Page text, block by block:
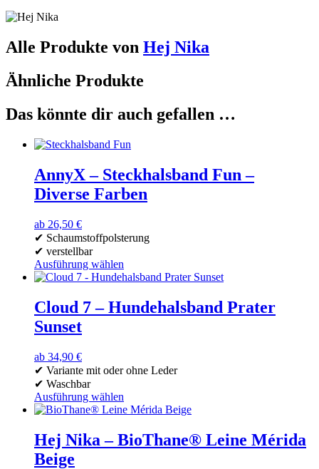
Alle Produkte von Hej Nika
Ähnliche Produkte
Das könnte dir auch gefallen …
AnnyX – Steckhalsband Fun –
Diverse Farben
ab 26,50 €
✔ Schaumstoffpolsterung
✔ verstellbar
Ausführung wählen
Dieses
weist
mehrere
Varianten
Die
Optionen
können
auf
der
Produktseite
werden
Cloud 7 – Hundehalsband Prater
Sunset
ab 34,90 €
✔ Variante mit oder ohne Leder
✔ Waschbar
Ausführung wählen
Dieses
weist
mehrere
Varianten
Hej Nika – BioThane® Leine Mérida
Beige